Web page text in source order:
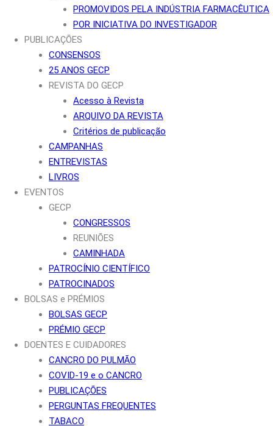
PROMOVIDOS PELA INDÚSTRIA FARMACÊUTICA
POR INICIATIVA DO INVESTIGADOR
PUBLICAÇÕES
CONSENSOS
25 ANOS GECP
REVISTA DO GECP
Acesso à Revista
ARQUIVO DA REVISTA
Critérios de publicação
CAMPANHAS
ENTREVISTAS
LIVROS
EVENTOS
GECP
CONGRESSOS
REUNIÕES
CAMINHADA
PATROCÍNIO CIENTÍFICO
PATROCINADOS
BOLSAS e PRÉMIOS
BOLSAS GECP
PRÉMIO GECP
DOENTES E CUIDADORES
CANCRO DO PULMÃO
COVID-19 e o CANCRO
PUBLICAÇÕES
PERGUNTAS FREQUENTES
TABACO